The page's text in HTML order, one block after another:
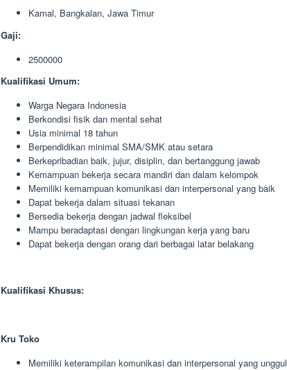
Kamal, Bangkalan, Jawa Timur
Gaji:
2500000
Kualifikasi Umum:
Warga Negara Indonesia
Berkondisi fisik dan mental sehat
Usia minimal 18 tahun
Berpendidikan minimal SMA/SMK atau setara
Berkepribadian baik, jujur, disiplin, dan bertanggung jawab
Kemampuan bekerja secara mandiri dan dalam kelompok
Memiliki kemampuan komunikasi dan interpersonal yang baik
Dapat bekerja dalam situasi tekanan
Bersedia bekerja dengan jadwal fleksibel
Mampu beradaptasi dengan lingkungan kerja yang baru
Dapat bekerja dengan orang dari berbagai latar belakang
Kualifikasi Khusus:
Kru Toko
Memiliki keterampilan komunikasi dan interpersonal yang unggul